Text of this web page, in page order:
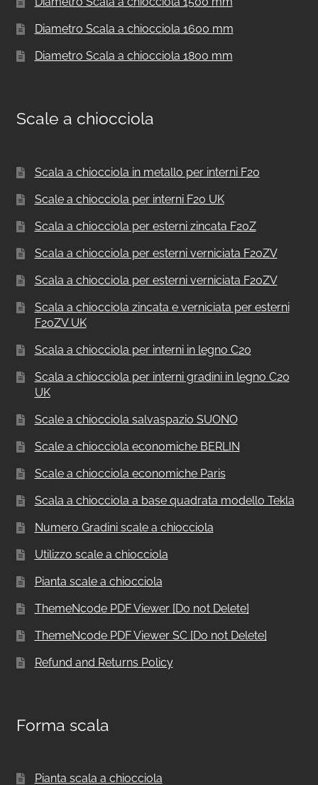
Diametro Scala a chiocciola 1600 mm
Diametro Scala a chiocciola 1800 mm
Scale a chiocciola
Scala a chiocciola in metallo per interni F20
Scale a chiocciola per interni F20 UK
Scala a chiocciola per esterni zincata F20Z
Scala a chiocciola per esterni verniciata F20ZV
Scala a chiocciola per esterni verniciata F20ZV
Scala a chiocciola zincata e verniciata per esterni
F20ZV UK
Scala a chiocciola per interni in legno C20
Scala a chiocciola per interni gradini in legno C20
UK
Scale a chiocciola salvaspazio SUONO
Scale a chiocciola economiche BERLIN
Scale a chiocciola economiche Paris
Scala a chiocciola a base quadrata modello Tekla
Numero Gradini scale a chiocciola
Utilizzo scale a chiocciola
Pianta scale a chiocciola
ThemeNcode PDF Viewer [Do not Delete]
ThemeNcode PDF Viewer SC [Do not Delete]
Refund and Returns Policy
Forma scala
Pianta scala a chiocciola